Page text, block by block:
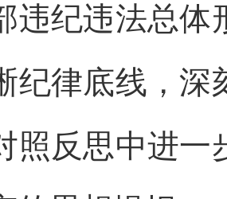
违纪违法总
纪律底线，深
照反思中进